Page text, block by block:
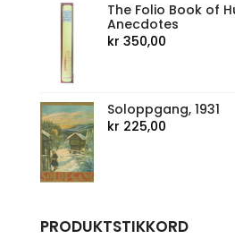
The Folio Book of
Anecdotes
kr 350,00
Soloppgang, 1931
kr 225,00
PRODUKTSTIKKORD